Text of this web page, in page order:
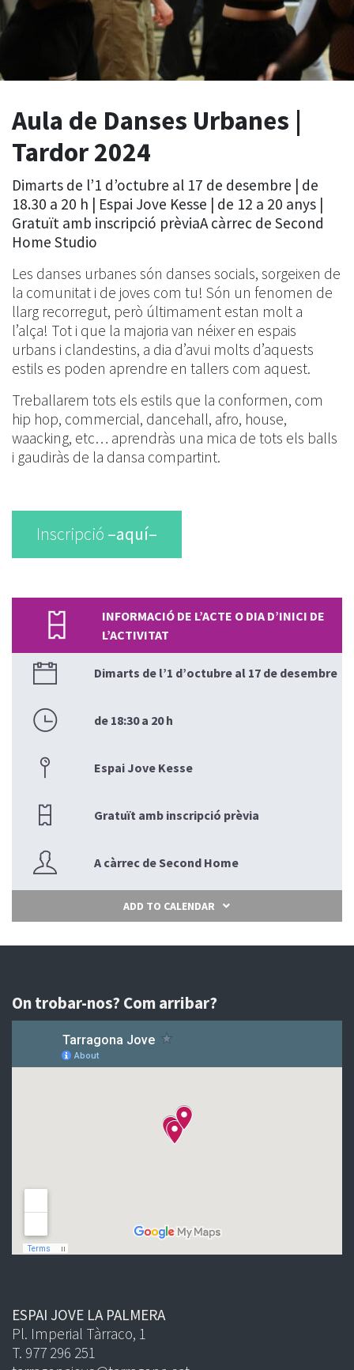
Aula de Danses Urbanes |
Tardor 2024
Dimarts de l’1 d’octubre al 17 de desembre | de
18.30 a 20 h | Espai Jove Kesse | de 12 a 20 anys |
Gratuït amb inscripció prèviaA càrrec de Second
Home Studio
Les danses urbanes són danses socials, sorgeixen de
la comunitat i de joves com tu! Són un fenomen de
llarg recorregut, però últimament estan molt a
l’alça! Tot i que la majoria van néixer en espais
urbans i clandestins, a dia d’avui molts d’aquests
estils es poden aprendre en tallers com aquest.
Treballarem tots els estils que la conformen, com
hip hop, commercial, dancehall, afro, house,
waacking, etc… aprendràs una mica de tots els balls
i gaudiràs de la dansa compartint.
Inscripció –aquí–
INFORMACIÓ DE L’ACTE O DIA D’INICI DE
L’ACTIVITAT
Dimarts de l’1 d’octubre al 17 de desembre
de 18:30 a 20 h
Espai Jove Kesse
Gratuït amb inscripció prèvia
A càrrec de Second Home
ADD TO CALENDAR
On trobar-nos? Com arribar?
ESPAI JOVE LA PALMERA
Pl. Imperial Tàrraco, 1
T. 977 296 251